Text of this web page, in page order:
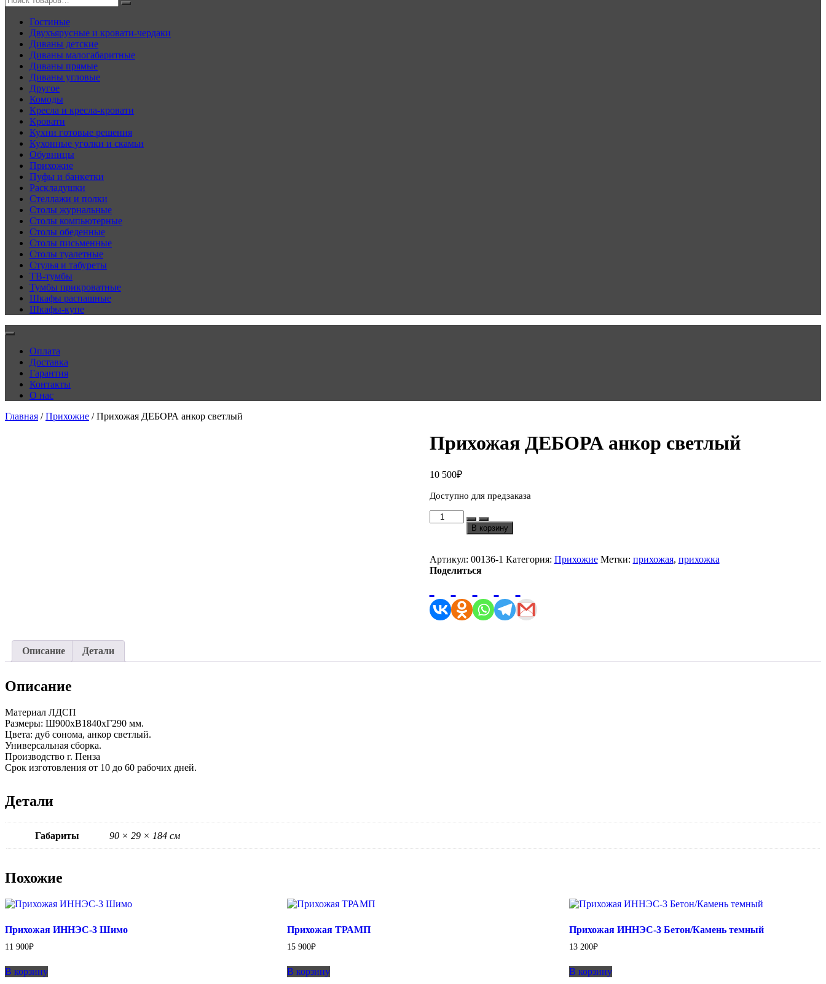
Гостиные
Двухъярусные и кровати-чердаки
Диваны детские
Диваны малогабаритные
Диваны прямые
Диваны угловые
Другое
Комоды
Кресла и кресла-кровати
Кровати
Кухни готовые решения
Кухонные уголки и скамьи
Обувницы
Прихожие
Пуфы и банкетки
Раскладушки
Стеллажи и полки
Столы журнальные
Столы компьютерные
Столы обеденные
Столы письменные
Столы туалетные
Стулья и табуреты
ТВ-тумбы
Тумбы прикроватные
Шкафы распашные
Шкафы-купе
Оплата
Доставка
Гарантия
Контакты
О нас
Главная /Прихожие / Прихожая ДЕБОРА анкор светлый
Прихожая ДЕБОРА анкор светлый
10 500₽
Доступно для предзаказа
Количество
товара
Прихожая
анкор
светлый
В корзину
Артикул: 00136-1 Категория: Прихожие Метки: прихожая, прихожка
Поделиться
Описание Детали
Описание
Материал ЛДСП
Размеры: Ш900хВ1840хГ290 мм.
Цвета: дуб сонома, анкор светлый.
Универсальная сборка.
Производство г. Пенза
Срок изготовления от 10 до 60 рабочих дней.
Детали
Габариты 90 × 29 × 184 см
Похожие
Прихожая ИННЭС-3 Шимо
11 900₽
В корзину
Прихожая ТРАМП
15 900₽
В корзину
Прихожая ИННЭС-3 Бетон/Камень темный
13 200₽
В корзину